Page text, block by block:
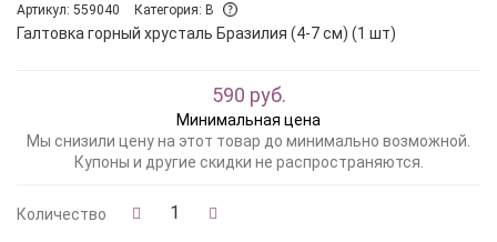
Артикул: 559040 Категория: B
Галтовка горный хрусталь Бразилия (4-7 см) (1 шт)
590 руб.
Минимальная цена
Мы снизили цену на этот товар до минимально возможной.
Купоны и другие скидки не распространяются.
Количество